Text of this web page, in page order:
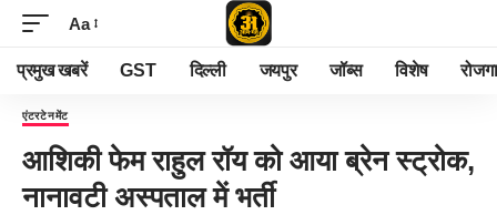
Aa
प्रमुख खबरें GST दिल्ली जयपुर जॉब्स विशेष
एंटरटेनमेंट
आशिकी फेम राहुल रॉय को आया ब्रेन स्ट्रोक,
नानावटी अस्पताल में भर्ती